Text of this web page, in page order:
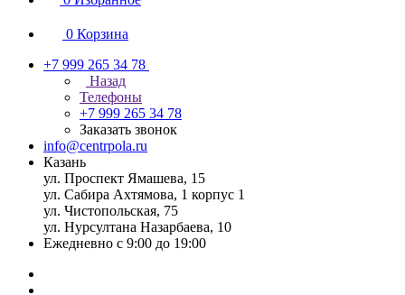
0 Корзина
+7 999 265 34 78
Назад
Телефоны
+7 999 265 34 78
Заказать звонок
info@centrpola.ru
Казань
ул. Проспект Ямашева, 15
ул. Сабира Ахтямова, 1 корпус 1
ул. Чистопольская, 75
ул. Нурсултана Назарбаева, 10
Ежедневно с 9:00 до 19:00